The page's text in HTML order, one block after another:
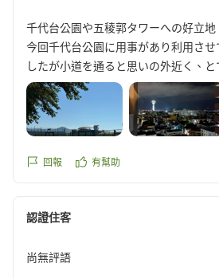
reviewId=33123478651837
千代台公園や五稜郭タワーへの好立地
今回千代台公園に用事があり利用さ
したが小道を通ると思いの外近く、と
した。
五稜郭タワーにも行き、ホテルの客
れたタワーも見え、短い時間ながら
浴室天井のカビだけが少々残念でした
他の画像やクチコミの詳細はこちら
reviewId=33123478645689
回報 有幫助
認證住客
尚無評語